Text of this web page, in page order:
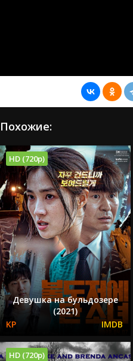
Похожие:
HD (720p)
Девушка на бульдозере
(2021)
HD (720p)